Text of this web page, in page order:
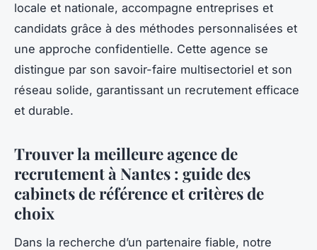
locale et nationale, accompagne entreprises et
candidats grâce à des méthodes personnalisées et
une approche confidentielle. Cette agence se
distingue par son savoir-faire multisectoriel et son
réseau solide, garantissant un recrutement efficace
et durable.
Trouver la meilleure agence de
recrutement à Nantes : guide des
cabinets de référence et critères de
choix
Dans la recherche d’un partenaire fiable, notre